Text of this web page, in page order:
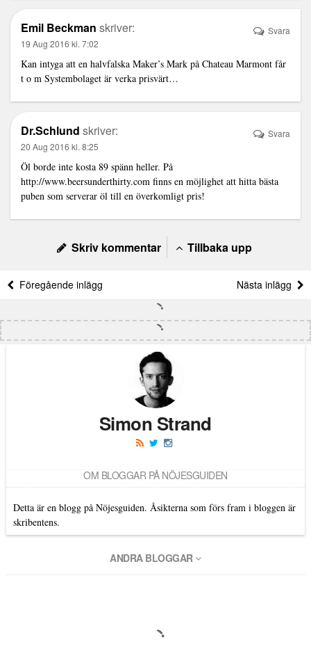
Emil Beckman skriver:
19 Aug 2016 kl. 7:02
Kan intyga att en halvfalska Maker’s Mark på Chateau Marmont får
t o m Systembolaget är verka prisvärt…
Svara
Dr.Schlund skriver:
20 Aug 2016 kl. 8:25
Öl borde inte kosta 89 spänn heller. På
http://www.beersunderthirty.com finns en möjlighet att hitta bästa
puben som serverar öl till en överkomligt pris!
Svara
Skriv kommentar Tillbaka upp
Föregående inlägg Nästa inlägg
Simon Strand
OM BLOGGAR PÅ NÖJESGUIDEN
Detta är en blogg på Nöjesguiden. Åsikterna som förs fram i bloggen är
skribentens.
ANDRA BLOGGAR